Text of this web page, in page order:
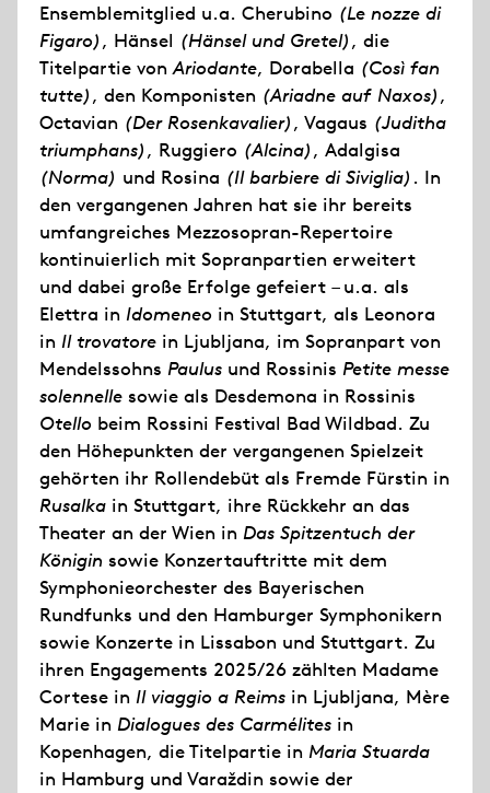
Ensemblemitglied u.a. Cherubino (Le nozze di
Figaro), Hänsel (Hänsel und Gretel), die
Titelpartie vonAriodante, Dorabella (Così fan
tutte), den Komponisten (Ariadne auf Naxos),
Octavian (Der Rosenkavalier), Vagaus (Juditha
triumphans), Ruggiero (Alcina), Adalgisa
(Norma) und Rosina (Il barbiere di Siviglia) . In
den vergangenen Jahren hat sie ihr bereits
umfangreiches Mezzosopran-Repertoire
kontinuierlich mit Sopranpartien erweitert
und dabei große Erfolge gefeiert – u.a. als
Elettra in Idomeneo in Stuttgart, als Leonora
in Il trovatore in Ljubljana, im Sopranpart von
Mendelssohns Paulus und Rossinis Petite messe
solennelle sowie als Desdemona in Rossinis
Otello beim Rossini Festival Bad Wildbad. Zu
den Höhepunkten der vergangenen Spielzeit
gehörten ihr Rollendebüt als Fremde Fürstin in
Rusalka in Stuttgart, ihre Rückkehr an das
Theater an der Wien in Das Spitzentuch der
Königin sowie Konzertauftritte mit dem
Symphonieorchester des Bayerischen
Rundfunks und den Hamburger Symphonikern
sowie Konzerte in Lissabon und Stuttgart. Zu
ihren Engagements 2025/26 zählten Madame
Cortese in Il viaggio a Reims in Ljubljana, Mère
Marie in Dialogues des Carmélites in
Kopenhagen, die Titelpartie in Maria Stuarda
in Hamburg und Varaždin sowie der